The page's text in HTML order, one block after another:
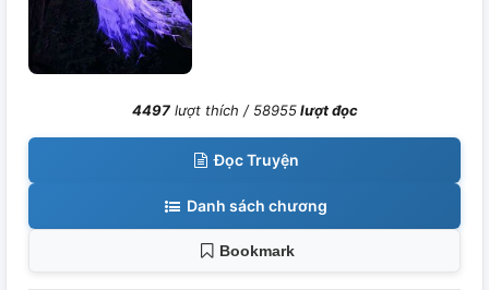
4497lượt thích /58955lượt đọc
Đọc Truyện
Danh sách chương
Bookmark